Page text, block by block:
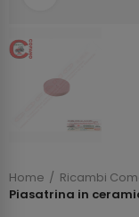
Home
Ricambi
Piasatrina in